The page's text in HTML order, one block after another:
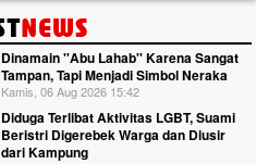
Dinamain ''Abu Lahab'' Karena Sangat
Tampan, Tapi Menjadi Simbol Neraka
Kamis, 06 Aug 2026 15:42
Diduga Terlibat Aktivitas LGBT, Suami
Beristri Digerebek Warga dan Diusir
dari Kampung